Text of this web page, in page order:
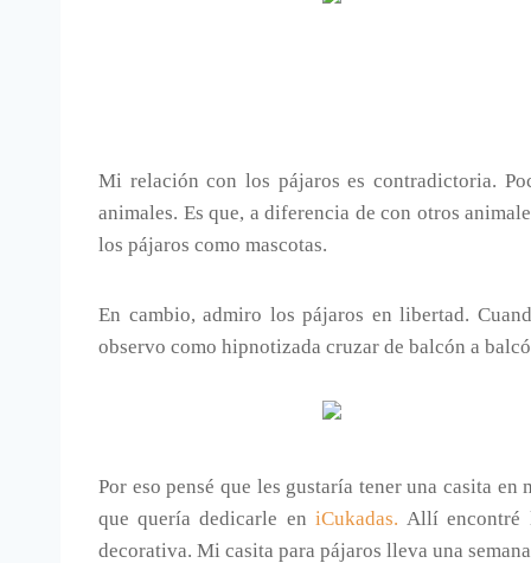
Mi relación con los pájaros es contradictoria.
animales. Es que, a diferencia de con otros
los pájaros como mascotas.
En cambio, admiro los pájaros en libertad.
observo como hipnotizada cruzar de balcón a
Por eso pensé que les gustaría tener una casita
que quería dedicarle en iCukadas. Allí encontré
decorativa. Mi casita para pájaros lleva una